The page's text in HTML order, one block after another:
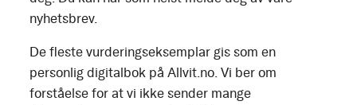
nyhetsbrev.
De fleste vurderingseksemplar gis som en
personlig digitalbok på Allvit.no. Vi ber om
forståelse for at vi ikke sender mange